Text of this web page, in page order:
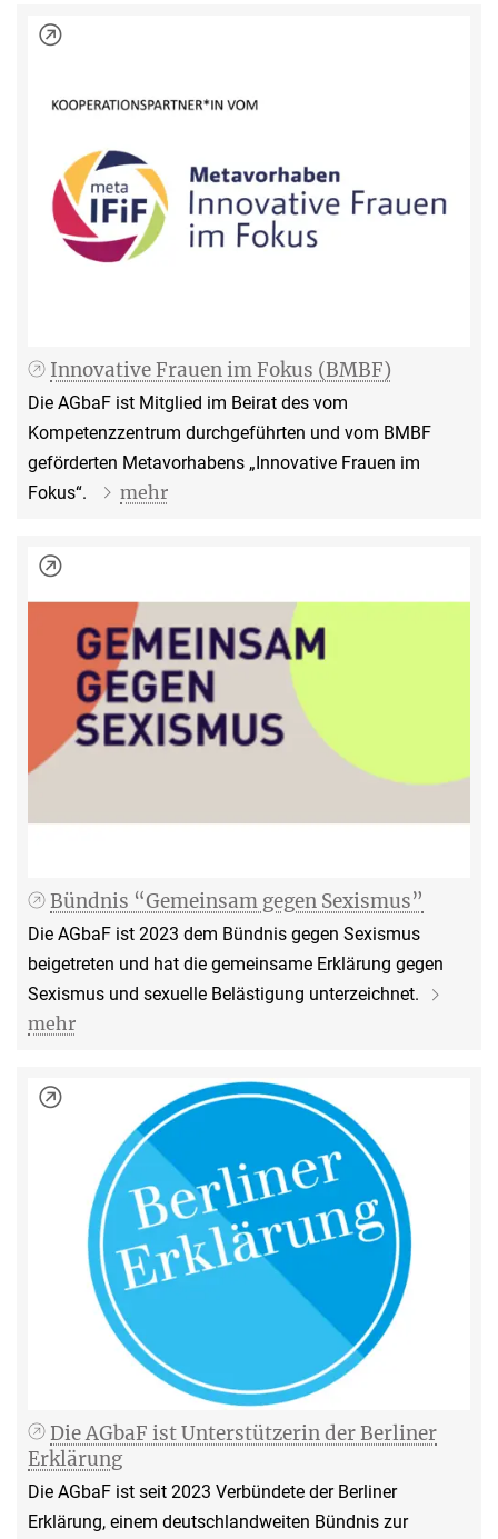
Innovative Frauen im Fokus (BMBF)
Die AGbaF ist Mitglied im Beirat des vom
Kompetenzzentrum durchgeführten und vom BMBF
geförderten Metavorhabens „Innovative Frauen im
Fokus“.
mehr
Bündnis “Gemeinsam gegen Sexismus”
Die AGbaF ist 2023 dem Bündnis gegen Sexismus
beigetreten und hat die gemeinsame Erklärung gegen
Sexismus und sexuelle Belästigung unterzeichnet.
mehr
Die AGbaF ist Unterstützerin der Berliner
Erklärung
Die AGbaF ist seit 2023 Verbündete der Berliner
Erklärung, einem deutschlandweiten Bündnis zur